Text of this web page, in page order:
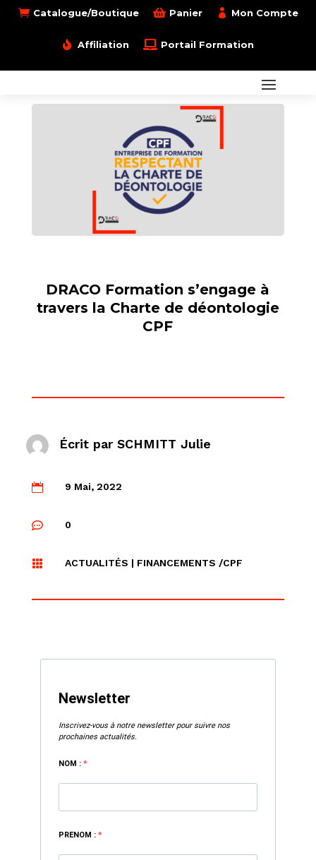
 Catalogue/Boutique  Panier  Mon Compte
 Affiliation  Portail Formation
DRACO Formation s’engage à
travers la Charte de déontologie
CPF
Écrit par SCHMITT Julie
 9 Mai, 2022
 0
 ACTUALITÉS | FINANCEMENTS /CPF
Newsletter
Inscrivez-vous à notre newsletter pour suivre nos
prochaines actualités.
NOM :
PRENOM :